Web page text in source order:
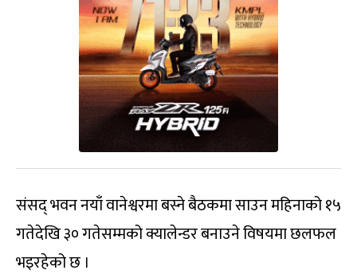
संसद् भवन नयाँ वानेश्वरमा बस्ने बैठकमा साउन महिनाको १५
गतेदेखि ३० गतेसम्मको क्यालेन्डर बनाउने विषयमा छलफल
भइरहेको छ ।